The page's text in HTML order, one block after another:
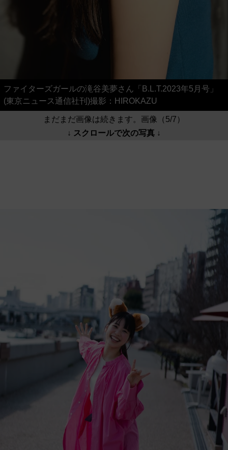
ファイターズガールの滝谷美夢さん「B.L.T.2023年5月号」
(東京ニュース通信社刊)撮影：HIROKAZU
まだまだ画像は続きます。画像（5/7）
↓ スクロールで次の写真 ↓